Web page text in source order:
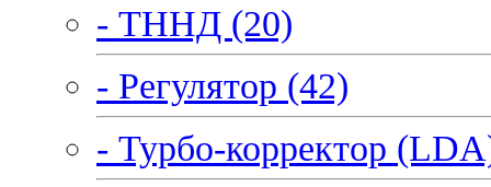
- ТННД (20)
- Регулятор (42)
- Турбо-корректор